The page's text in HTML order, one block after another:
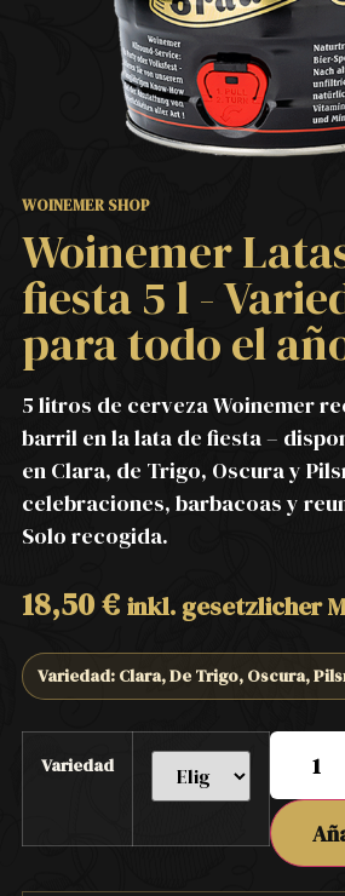
WOINEMER SHOP
Woinemer
fiesta 5 l -
para todo el
5 litros de cerveza Woinemer
barril en la lata de fiesta –
en Clara, de Trigo, Oscura y
celebraciones, barbacoas y
Solo recogida.
18,50€ inkl. gesetzlicher
Variedad: Clara, De Trigo, Oscura,
Variedad